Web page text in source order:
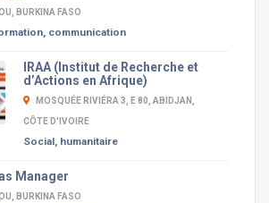
BURKINA FASO
communication
IRAA (Institut de Recherche et
d’Actions en Afrique)
MOSQUÉE RIVIÉRA 3, E 80, ABIDJAN,
CÔTE D'IVOIRE
Social, humanitaire
Manager
BURKINA FASO